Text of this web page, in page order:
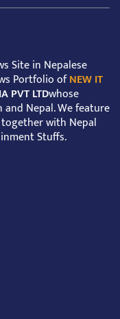
Site in Nepalese
Portfolio ofNEW IT
PVT LTDwhose
and Nepal. We feature
with Nepal
Stuffs.